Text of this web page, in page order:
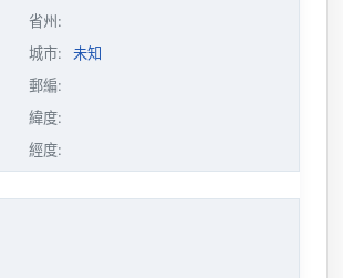
省州:
城市:
未知
郵編:
緯度:
經度: